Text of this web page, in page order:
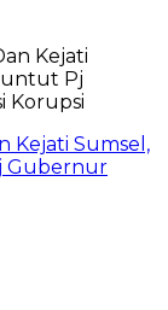
Kejati Sumsel,
Gubernur